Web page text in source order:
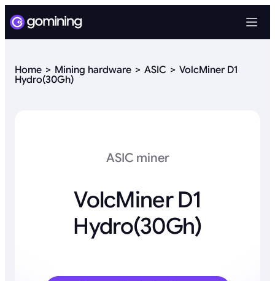
Home Mining hardware ASIC
VolcMiner D1
Hydro(30Gh)
ASIC miner
VolcMiner D1
Hydro(30Gh)